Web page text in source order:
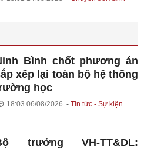
Bình chốt phương án
xếp lại toàn bộ hệ thống
học
18:03 06/08/2026 Tin tức - Sự kiện
trưởng VH-TT&DL: